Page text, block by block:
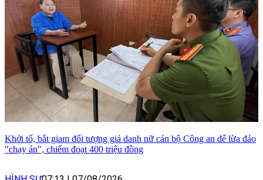
Khởi tố, bắt giam đối tượng giả danh nữ cán bộ Công an để lừa đảo
"chạy án", chiếm đoạt 400 triệu đồng